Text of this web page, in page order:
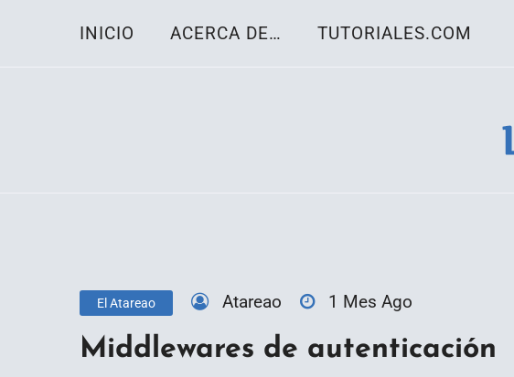
INICIO ACERCA DE… TUTORIALES.COM
El Atareao Atareao 1 Mes Ago
Middlewares de autenticación